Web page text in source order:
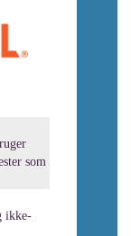
som
ikke-